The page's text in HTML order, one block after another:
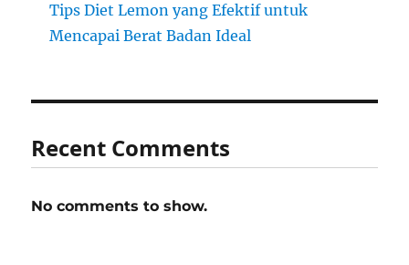
Tips Diet Lemon yang Efektif untuk
Mencapai Berat Badan Ideal
Recent Comments
No comments to show.